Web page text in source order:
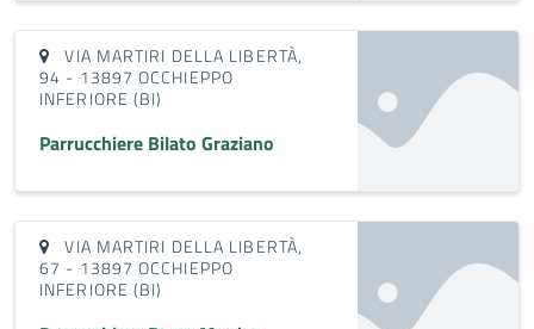
VIA MARTIRI DELLA LIBERTÀ,
94 - 13897 OCCHIEPPO
INFERIORE (BI)
Parrucchiere Bilato Graziano
VIA MARTIRI DELLA LIBERTÀ,
67 - 13897 OCCHIEPPO
INFERIORE (BI)